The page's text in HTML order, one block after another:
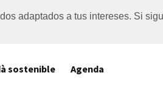
adaptados a tus intereses. Si
sostenible Agenda